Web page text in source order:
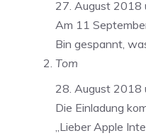
27. August 2018
Am 11
Bin gespannt,
Tom
28. August 2018
Die Einladung
„Lieber Apple